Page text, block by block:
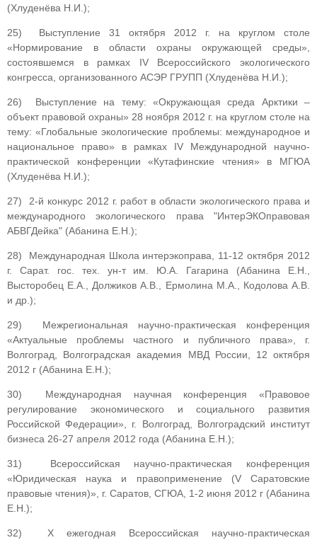
(Хлуденёва Н.И.);
25) Выступление 31 октября 2012 г. на круглом столе
«Нормирование в области охраны окружающей среды»,
состоявшемся в рамках IV Всероссийского экологического
конгресса, организованного АСЭР ГРУПП (Хлуденёва Н.И.);
26) Выступление на тему: «Окружающая среда Арктики –
объект правовой охраны» 28 ноября 2012 г. на круглом столе на
тему: «Глобальные экологические проблемы: международное и
национальное право» в рамках IV Международной научно-
практической конференции «Кутафинские чтения» в МГЮА
(Хлуденёва Н.И.);
27) 2-й конкурс 2012 г. работ в области экологического права и
международного экологического права "ИнтерЭКОправовая
АБВГДейка" (Абанина Е.Н.);
28) Международная Школа интерэкоправа, 11-12 октября 2012
г. Сарат. гос. тех. ун-т им. Ю.А. Гагарина (Абанина Е.Н.,
Высторобец Е.А., Должиков А.В., Ермолина М.А., Кодолова А.В.
и др.);
29) Межрегиональная научно-практическая конференция
«Актуальные проблемы частного и публичного права», г.
Волгоград, Волгоградская академия МВД России, 12 октября
2012 г (Абанина Е.Н.);
30) Международная научная конференция «Правовое
регулирование экономического и социального развития
Российской Федерации», г. Волгоград, Волгоградский институт
бизнеса 26-27 апреля 2012 года (Абанина Е.Н.);
31) Всероссийская научно-практическая конференция
«Юридическая наука и правоприменение (V Саратовские
правовые чтения)», г. Саратов, СГЮА, 1-2 июня 2012 г (Абанина
Е.Н.);
32) X ежегодная Всероссийская научно-практическая